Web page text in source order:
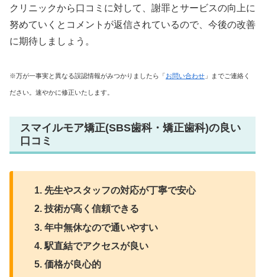
クリニックから口コミに対して、謝罪とサービスの向上に
努めていくとコメントが返信されているので、今後の改善
に期待しましょう。
※万が一事実と異なる誤認情報がみつかりましたら「お問い合わせ 」までご連絡く
ださい。速やかに修正いたします。
スマイルモア矯正(SBS歯科・矯正歯科)の良い
口コミ
先生やスタッフの対応が丁寧で安心
技術が高く信頼できる
年中無休なので通いやすい
駅直結でアクセスが良い
価格が良心的